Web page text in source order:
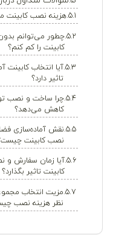
هزینه نصب کابینت
چطور می‌توانم
کابینت را کم کنم؟
آیا انتخاب کابینت
تاثیر دارد؟
چرا ساخت و نصب
کاهش می‌دهد؟
نقش آماده‌سازی
نصب کابینت
آیا زمان سفارش و
کابینت تاثیر بگذارد؟
مزیت انتخاب
نظر هزینه نصب